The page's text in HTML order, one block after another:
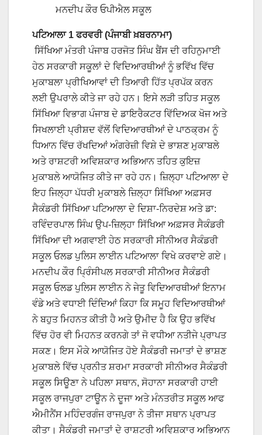
ਮਨਦੀਪ ਕੌਰ ਓਪੀਐਲ ਸਕੂਲ
ਪਟਿਆਲਾ 1 ਫਰਵਰੀ (ਪੰਜਾਬੀ ਖ਼ਬਰਨਾਮਾ)
ਸਿੱਖਿਆ ਮੰਤਰੀ ਪੰਜਾਬ ਹਰਜੋਤ ਸਿੰਘ ਬੈਂਸ ਦੀ ਰਹਿਨੁਮਾਈ
ਹੇਠ ਸਰਕਾਰੀ ਸਕੂਲਾਂ ਦੇ ਵਿਦਿਆਰਥੀਆਂ ਨੂੰ ਭਵਿੱਖ ਵਿੱਚ
ਮੁਕਾਬਲਾ ਪ੍ਰੀਖਿਆਵਾਂ ਦੀ ਤਿਆਰੀ ਹਿੱਤ ਪ੍ਰਪੱਕ ਕਰਨ
ਲਈ ਉਪਰਾਲੇ ਕੀਤੇ ਜਾ ਰਹੇ ਹਨ। ਇਸੇ ਲੜੀ ਤਹਿਤ ਸਕੂਲ
ਸਿੱਖਿਆ ਵਿਭਾਗ ਪੰਜਾਬ ਦੇ ਡਾਇਰੈਕਟਰ ਵਿੱਦਿਅਕ ਖੋਜ ਅਤੇ
ਸਿਖਲਾਈ ਪ੍ਰੀਸ਼ਦ ਵੱਲੋਂ ਵਿਦਿਆਰਥੀਆਂ ਦੇ ਪਾਠਕ੍ਰਮ ਨੂੰ
ਧਿਆਨ ਵਿੱਚ ਰੱਖਦਿਆਂ ਅੰਗਰੇਜ਼ੀ ਵਿਸ਼ੇ ਦੇ ਭਾਸ਼ਣ ਮੁਕਾਬਲੇ
ਅਤੇ ਰਾਸ਼ਟਰੀ ਅਵਿਸ਼ਕਾਰ ਅਭਿਆਨ ਤਹਿਤ ਕੁਇਜ਼
ਮੁਕਾਬਲੇ ਆਯੋਜਿਤ ਕੀਤੇ ਜਾ ਰਹੇ ਹਨ। ਜ਼ਿਲ੍ਹਾ ਪਟਿਆਲਾ ਦੇ
ਇਹ ਜਿਲ੍ਹਾ ਪੱਧਰੀ ਮੁਕਾਬਲੇ ਜ਼ਿਲ੍ਹਾ ਸਿੱਖਿਆ ਅਫ਼ਸਰ
ਸੈਕੰਡਰੀ ਸਿੱਖਿਆ ਪਟਿਆਲਾ ਦੇ ਦਿਸ਼ਾ-ਨਿਰਦੇਸ਼ ਅਤੇ ਡਾ:
ਰਵਿੰਦਰਪਾਲ ਸਿੰਘ ਉਪ-ਜ਼ਿਲ੍ਹਾ ਸਿੱਖਿਆ ਅਫ਼ਸਰ ਸੈਕੰਡਰੀ
ਸਿੱਖਿਆ ਦੀ ਅਗਵਾਈ ਹੇਠ ਸਰਕਾਰੀ ਸੀਨੀਅਰ ਸੈਕੰਡਰੀ
ਸਕੂਲ ਓਲਡ ਪੁਲਿਸ ਲਾਈਨ ਪਟਿਆਲਾ ਵਿਖੇ ਕਰਵਾਏ ਗਏ।
ਮਨਦੀਪ ਕੌਰ ਪ੍ਰਿੰਸੀਪਲ ਸਰਕਾਰੀ ਸੀਨੀਅਰ ਸੈਕੰਡਰੀ
ਸਕੂਲ ਓਲਡ ਪੁਲਿਸ ਲਾਈਨ ਨੇ ਜੇਤੂ ਵਿਦਿਆਰਥੀਆਂ ਇਨਾਮ
ਵੰਡੇ ਅਤੇ ਵਧਾਈ ਦਿੰਦਿਆਂ ਕਿਹਾ ਕਿ ਸਮੂਹ ਵਿਦਿਆਰਥੀਆਂ
ਨੇ ਬਹੁਤ ਮਿਹਨਤ ਕੀਤੀ ਹੈ ਅਤੇ ਉਮੀਦ ਹੈ ਕਿ ਉਹ ਭਵਿੱਖ
ਵਿੱਚ ਹੋਰ ਵੀ ਮਿਹਨਤ ਕਰਨਗੇ ਤਾਂ ਜੋ ਵਧੀਆ ਨਤੀਜੇ ਪ੍ਰਾਪਤ
ਸਕਣ। ਇਸ ਮੌਕੇ ਆਯੋਜਿਤ ਹੋਏ ਸੈਕੰਡਰੀ ਜਮਾਤਾਂ ਦੇ ਭਾਸ਼ਣ
ਮੁਕਾਬਲੇ ਵਿੱਚ ਪ੍ਰਨੀਤ ਸ਼ਰਮਾ ਸਰਕਾਰੀ ਸੀਨੀਅਰ ਸੈਕੰਡਰੀ
ਸਕੂਲ ਸਿਊਣਾ ਨੇ ਪਹਿਲਾ ਸਥਾਨ, ਸੋਹਾਨਾ ਸਰਕਾਰੀ ਹਾਈ
ਸਕੂਲ ਰਾਜਪੁਰਾ ਟਾਊਨ ਨੇ ਦੂਜਾ ਅਤੇ ਮੰਨਤਰੀਤ ਸਕੂਲ ਆਫ
ਐਮੀਨੈਂਸ ਮਹਿੰਦਰਗੰਜ ਰਾਜਪੁਰਾ ਨੇ ਤੀਜਾ ਸਥਾਨ ਪ੍ਰਾਪਤ
ਕੀਤਾ। ਸੈਕੰਡਰੀ ਜਮਾਤਾਂ ਦੇ ਰਾਸ਼ਟਰੀ ਅਵਿਸ਼ਕਾਰ ਅਭਿਆਨ